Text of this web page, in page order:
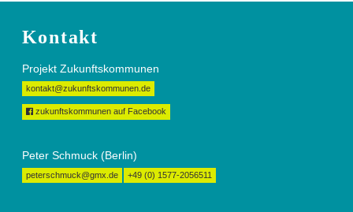
Kontakt
Projekt Zukunftskommunen
kontakt@zukunftskommunen.de
zukunftskommunen auf Facebook
Peter Schmuck (Berlin)
peterschmuck@gmx.de +49 (0) 1577-2056511